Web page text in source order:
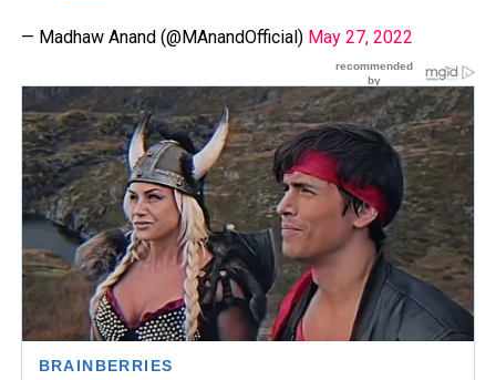
— Madhaw Anand (@MAnandOfficial) May 27, 2022